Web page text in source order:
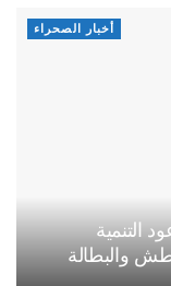
أخبار الصحراء
التنمية
والبطالة